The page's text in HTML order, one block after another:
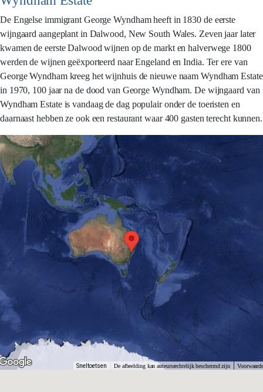
De Engelse immigrant George Wyndham heeft in 1830 de eerste
wijngaard aangeplant in Dalwood, New South Wales. Zeven jaar later
kwamen de eerste Dalwood wijnen op de markt en halverwege 1800
werden de wijnen geëxporteerd naar Engeland en India. Ter ere van
George Wyndham kreeg het wijnhuis de nieuwe naam Wyndham Estate
in 1970, 100 jaar na de dood van George Wyndham. De wijngaard van
Wyndham Estate is vandaag de dag populair onder de toeristen en
daarnaast hebben ze ook een restaurant waar 400 gasten terecht kunnen.
Sneltoetsen De afbeelding kan auteursrechtelijk beschermd zijn